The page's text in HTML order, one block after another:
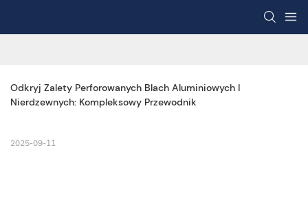
Odkryj Zalety Perforowanych Blach Aluminiowych I
Nierdzewnych: Kompleksowy Przewodnik
2025-09-11